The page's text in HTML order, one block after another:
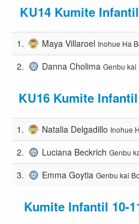
KU14 Kumite
1. Maya Villaroel Inohue Ha
2. Danna Cholima Genbu kai
KU16 Kumite
1. Natalia Delgadillo Inohue
2. Luciana Beckrich Genbu
3. Emma Goytia Genbu kai
Kumite Infantil 10-